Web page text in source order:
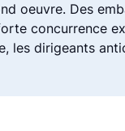
oeuvre. Des
concurrence
les dirigeants